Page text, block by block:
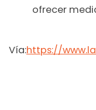
ofrecer
Vía:https://